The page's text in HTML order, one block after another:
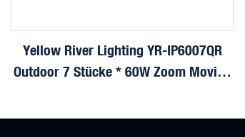
Yellow River Lighting YR-IP6007QR
Outdoor 7 Stücke * 60W Zoom Moving